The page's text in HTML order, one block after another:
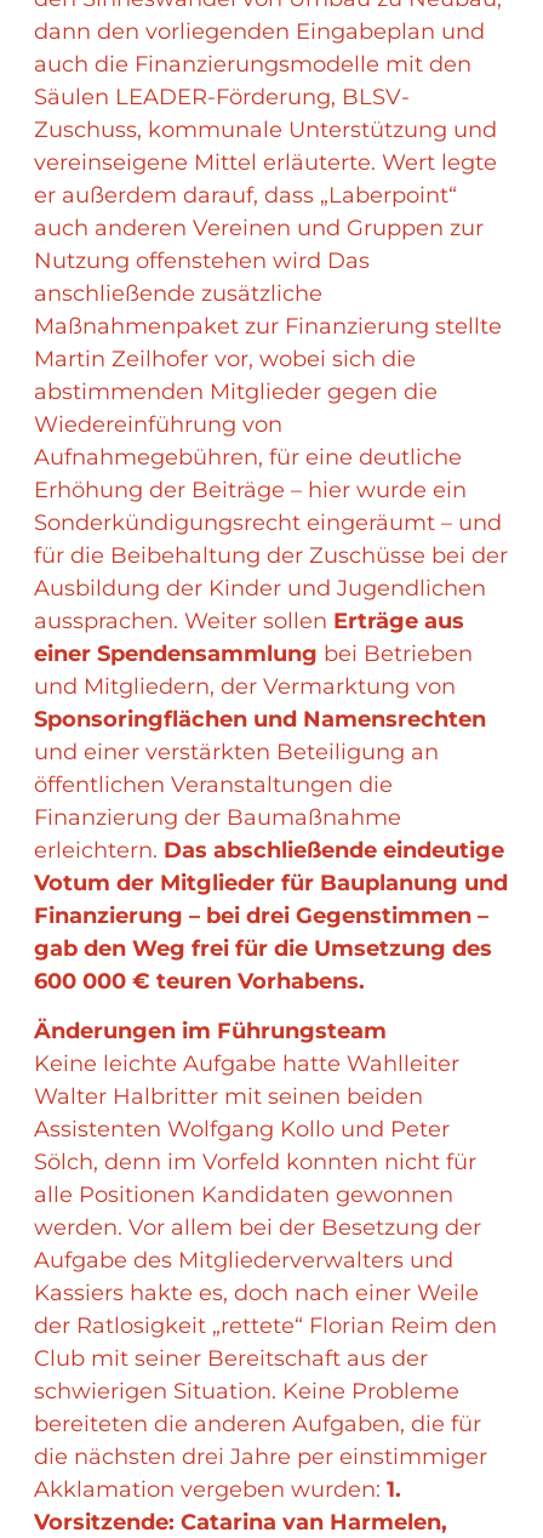
dann den vorliegenden Eingabeplan und
auch die Finanzierungsmodelle mit den
Säulen LEADER-Förderung, BLSV-
Zuschuss, kommunale Unterstützung und
vereinseigene Mittel erläuterte. Wert legte
er außerdem darauf, dass „Laberpoint“
auch anderen Vereinen und Gruppen zur
Nutzung offenstehen wird Das
anschließende zusätzliche
Maßnahmenpaket zur Finanzierung stellte
Martin Zeilhofer vor, wobei sich die
abstimmenden Mitglieder gegen die
Wiedereinführung von
Aufnahmegebühren, für eine deutliche
Erhöhung der Beiträge – hier wurde ein
Sonderkündigungsrecht eingeräumt – und
für die Beibehaltung der Zuschüsse bei der
Ausbildung der Kinder und Jugendlichen
aussprachen. Weiter sollen Erträge aus
einer Spendensammlung bei Betrieben
und Mitgliedern, der Vermarktung von
Sponsoringflächen und Namensrechten
und einer verstärkten Beteiligung an
öffentlichen Veranstaltungen die
Finanzierung der Baumaßnahme
erleichtern. Das abschließende eindeutige
Votum der Mitglieder für Bauplanung und
Finanzierung – bei drei Gegenstimmen –
gab den Weg frei für die Umsetzung des
600 000 € teuren Vorhabens.
Änderungen im Führungsteam
Keine leichte Aufgabe hatte Wahlleiter
Walter Halbritter mit seinen beiden
Assistenten Wolfgang Kollo und Peter
Sölch, denn im Vorfeld konnten nicht für
alle Positionen Kandidaten gewonnen
werden. Vor allem bei der Besetzung der
Aufgabe des Mitgliederverwalters und
Kassiers hakte es, doch nach einer Weile
der Ratlosigkeit „rettete“ Florian Reim den
Club mit seiner Bereitschaft aus der
schwierigen Situation. Keine Probleme
bereiteten die anderen Aufgaben, die für
die nächsten drei Jahre per einstimmiger
Akklamation vergeben wurden: 1.
Vorsitzende: Catarina van Harmelen,